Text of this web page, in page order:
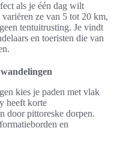
als je één dag wilt
ze van 5 tot 20 km,
tentuitrusting. Je vindt
en toeristen die van
kies je paden met vlak
heeft korte
door pittoreske dorpen.
en